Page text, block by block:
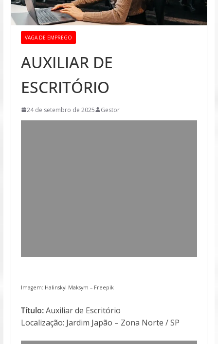
VAGA DE EMPREGO
AUXILIAR DE
ESCRITÓRIO
24 de setembro de 2025 Gestor
Imagem: Halinskyi Maksym – Freepik
Título:Auxiliar de Escritório
Localização: Jardim Japão – Zona Norte / SP